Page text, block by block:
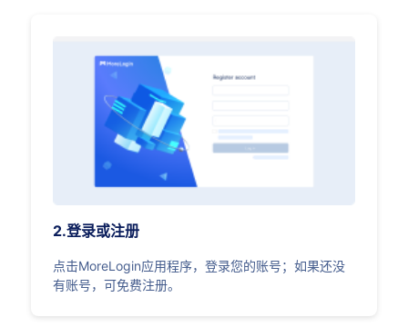
2.登录或注册
点击MoreLogin应用程序，登录您的账号；如果还没
有账号，可免费注册。